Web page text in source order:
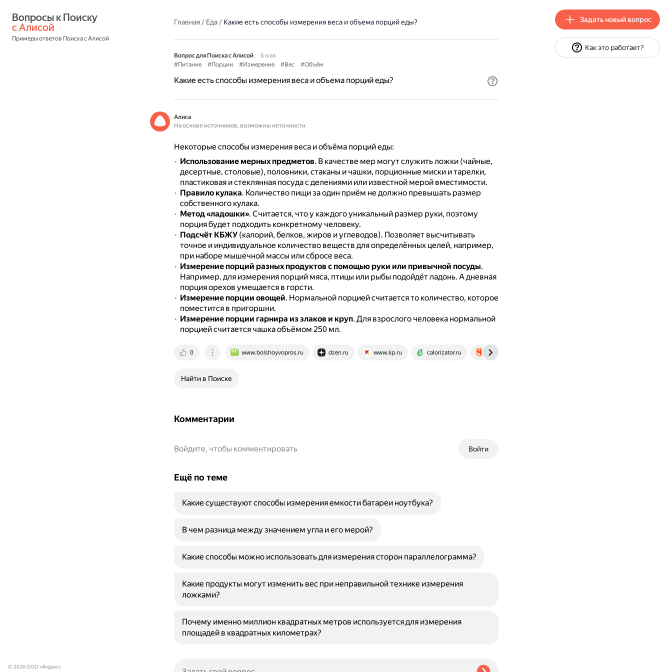
с Алисой
Примеры ответов Поиска с Алисой
Главная/ Еда/ Какие есть способы измерения веса и объема порций еды?
Вопрос для Поиска с Алисой
6 мая
#Питание
#Порции #Измерение #Вес #Объём
Какие есть способы измерения веса и объема порций еды?
Алиса
На основе источников, возможны неточности
Некоторые способы измерения веса и объёма порций еды:
Использование мерных предметов. В качестве мер могут служить ложки (чайные,
десертные, столовые), половники, стаканы и чашки, порционные миски и тарелки,
пластиковая и стеклянная посуда с делениями или известной мерой вместимости.
Правило кулака. Количество пищи за один приём не должно превышать размер
собственного кулака.
Метод «ладошки». Считается, что у каждого уникальный размер руки, поэтому
порция будет подходить конкретному человеку.
Подсчёт КБЖУ(калорий, белков, жиров и углеводов). Позволяет высчитывать
точное и индивидуальное количество веществ для определённых целей, например,
при наборе мышечной массы или сбросе веса.
Измерение порций разных продуктов с помощью руки или привычной посуды.
Например, для измерения порций мяса, птицы или рыбы подойдёт ладонь. А дневная
порция орехов умещается в горсти.
Измерение порции овощей. Нормальной порцией считается то количество, которое
поместится в пригоршни.
Измерение порции гарнира из злаков и круп. Для взрослого человека нормальной
порцией считается чашка объёмом 250 мл.
0 www.bolshoyvopros.ru dzen.ru www.kp.ru calorizator.ru www.championat.com
Найти в Поиске
Комментарии
Войти
Войдите, чтобы комментировать
Ещё по теме
Какие существуют способы измерения емкости батареи ноутбука?
В чем разница между значением угла и его мерой?
Какие способы можно использовать для измерения сторон параллелограмма?
Какие продукты могут изменить вес при неправильной технике измерения
ложками?
Почему именно миллион квадратных метров используется для измерения
площадей в квадратных километрах?
© 2026 ООО «Яндекс»
Задать новый вопрос
Как это работает?